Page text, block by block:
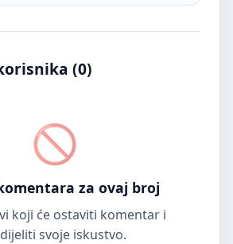
(0)
za ovaj broj
koji će ostaviti komentar i
svoje iskustvo.